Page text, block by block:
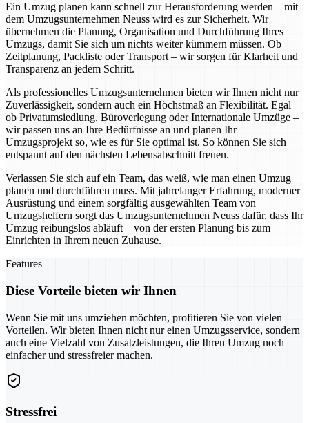
Ein Umzug planen kann schnell zur Herausforderung werden – mit
dem Umzugsunternehmen Neuss wird es zur Sicherheit. Wir
übernehmen die Planung, Organisation und Durchführung Ihres
Umzugs, damit Sie sich um nichts weiter kümmern müssen. Ob
Zeitplanung, Packliste oder Transport – wir sorgen für Klarheit und
Transparenz an jedem Schritt.
Als professionelles Umzugsunternehmen bieten wir Ihnen nicht nur
Zuverlässigkeit, sondern auch ein Höchstmaß an Flexibilität. Egal
ob Privatumsiedlung, Büroverlegung oder Internationale Umzüge –
wir passen uns an Ihre Bedürfnisse an und planen Ihr
Umzugsprojekt so, wie es für Sie optimal ist. So können Sie sich
entspannt auf den nächsten Lebensabschnitt freuen.
Verlassen Sie sich auf ein Team, das weiß, wie man einen Umzug
planen und durchführen muss. Mit jahrelanger Erfahrung, moderner
Ausrüstung und einem sorgfältig ausgewählten Team von
Umzugshelfern sorgt das Umzugsunternehmen Neuss dafür, dass Ihr
Umzug reibungslos abläuft – von der ersten Planung bis zum
Einrichten in Ihrem neuen Zuhause.
Features
Diese Vorteile bieten wir Ihnen
Wenn Sie mit uns umziehen möchten, profitieren Sie von vielen
Vorteilen. Wir bieten Ihnen nicht nur einen Umzugsservice, sondern
auch eine Vielzahl von Zusatzleistungen, die Ihren Umzug noch
einfacher und stressfreier machen.
Stressfrei